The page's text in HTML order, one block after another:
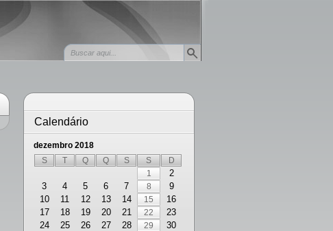
Calendário
dezembro 2018
S
T Q Q S S D
1
2
3
4 5 6 7 8
9
10
11 12 13 14 15
16
17
18 19 20 21 22
23
24
25 26 27 28 29
30